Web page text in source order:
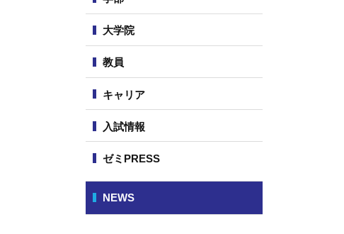
大学院
教員
キャリア
入試情報
ゼミPRESS
NEWS